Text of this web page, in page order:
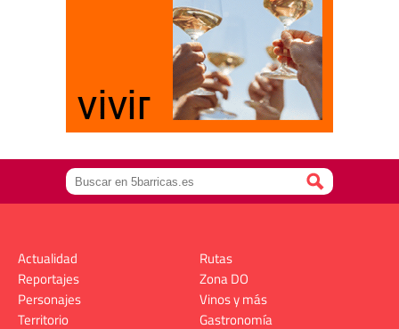
Actualidad
Reportajes
Personajes
Territorio
Rutas
Zona DO
Vinos y más
Gastronomía